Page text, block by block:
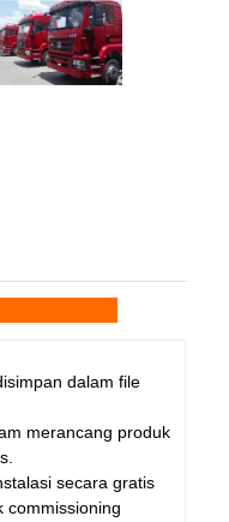
dalam file
merancang produk
secara gratis
commissioning